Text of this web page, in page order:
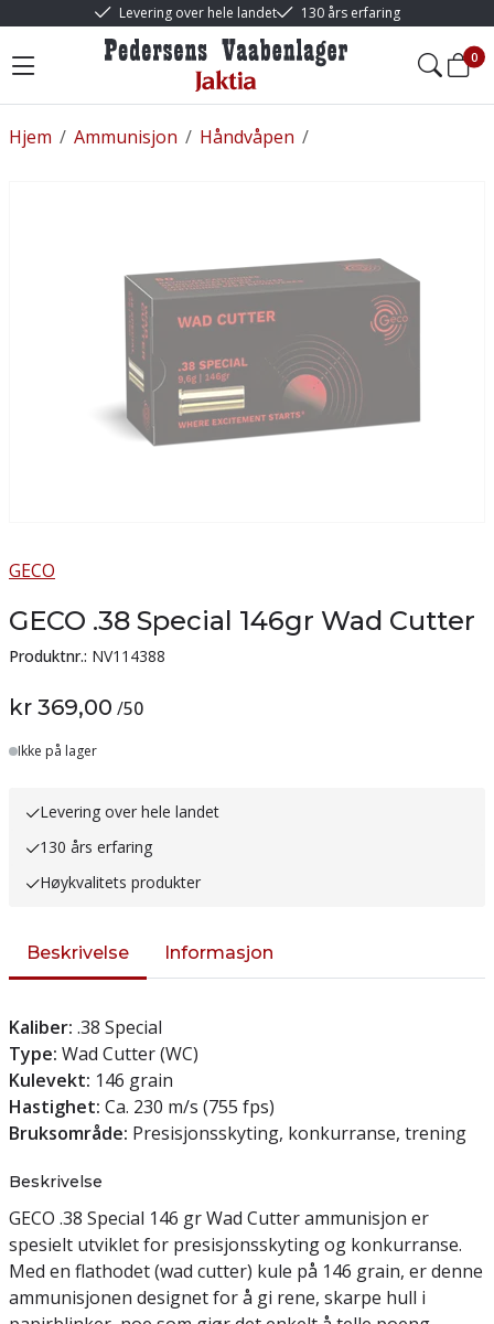
Levering over hele landet 130 års erfaring
0
/
Hjem /
Ammunisjon /
Håndvåpen
GECO
GECO .38 Special 146gr Wad Cutter
Produktnr.: NV114388
kr 369,00 /50
Lager
Ikke på lager
Levering over hele landet
130 års erfaring
Høykvalitets produkter
Beskrivelse Informasjon
Kaliber: .38 Special
Type: Wad Cutter (WC)
Kulevekt: 146 grain
Hastighet: Ca. 230 m/s (755 fps)
Bruksområde: Presisjonsskyting, konkurranse, trening
Beskrivelse
GECO .38 Special 146 gr Wad Cutter ammunisjon er
spesielt utviklet for presisjonsskyting og konkurranse.
Med en flathodet (wad cutter) kule på 146 grain, er denne
ammunisjonen designet for å gi rene, skarpe hull i